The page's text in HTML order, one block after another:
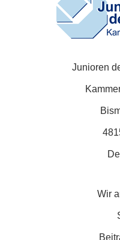
Junioren
Wir